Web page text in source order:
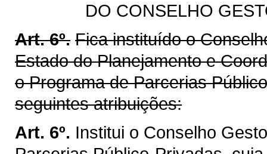
DO CONSELHO
Art. 6º. Fica instituído o
Estado do Planejamento e
o Programa de Parcerias
seguintes atribuições:
Art. 6º. Institui o Conselho